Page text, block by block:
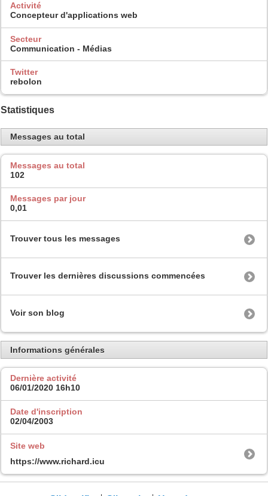
Activité
Concepteur d'applications web
Secteur
Communication - Médias
Twitter
rebolon
Statistiques
Messages au total
Messages au total
102
Messages par jour
0,01
Trouver tous les messages
Trouver les dernières discussions commencées
Voir son blog
Informations générales
Dernière activité
06/01/2020 16h10
Date d'inscription
02/04/2003
Site web
https://www.richard.icu